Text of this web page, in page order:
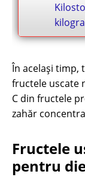
În același timp,
fructele uscate
C din fructele
zahăr
Fructele
pentru